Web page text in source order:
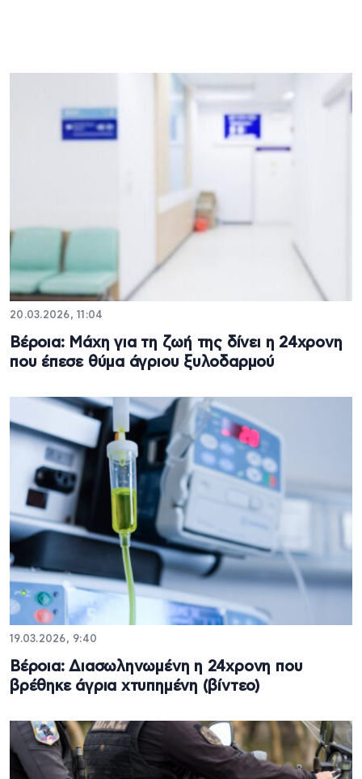
20.03.2026, 11:04
Βέροια: Mάχη για τη ζωή της δίνει η 24χρονη
που έπεσε θύμα άγριου ξυλοδαρμού
19.03.2026, 9:40
Βέροια: Διασωληνωμένη η 24χρονη που
βρέθηκε άγρια χτυπημένη (βίντεο)